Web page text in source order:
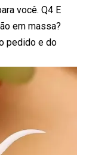
você. Q4 E
em massa?
pedido e do